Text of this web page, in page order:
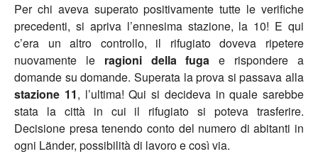
Per chi aveva superato positivamente tutte le verifiche
precedenti, si apriva l’ennesima stazione, la 10! E qui
c’era un altro controllo, il rifugiato doveva ripetere
nuovamente le ragioni della fuga e rispondere a
domande su domande. Superata la prova si passava alla
stazione 11, l’ultima! Qui si decideva in quale sarebbe
stata la città in cui il rifugiato si poteva trasferire.
Decisione presa tenendo conto del numero di abitanti in
ogni Länder, possibilità di lavoro e così via.